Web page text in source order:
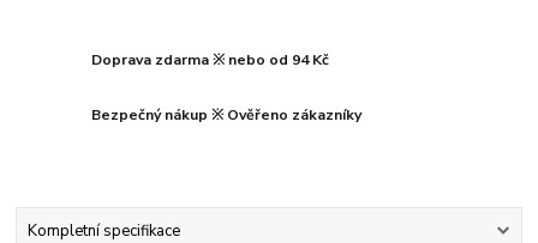
Doprava zdarma ※ nebo od 94 Kč
Bezpečný nákup ※ Ověřeno zákazníky
Kompletní specifikace